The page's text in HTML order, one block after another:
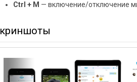
Ctrl + M — включение/отключение